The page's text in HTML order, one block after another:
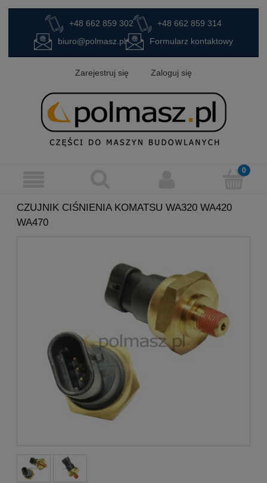
+48 662 859 302
+48 662 859 314
biuro@polmasz.pl
Formularz kontaktowy
Zarejestruj się Zaloguj się
CZUJNIK CIŚNIENIA KOMATSU WA320 WA420
WA470